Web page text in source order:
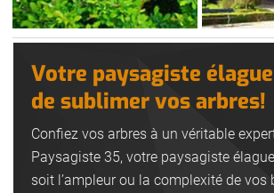
Votre paysagiste
de sublimer vos arbres!
Confiez vos arbres à un véritable
Paysagiste 35, votre paysagiste
soit l’ampleur ou la complexité de vos